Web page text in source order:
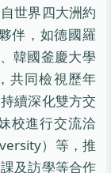
世界四大洲約
伴，如德國羅
韓國釜慶大學
共同檢視歷年
續深化雙方交
校進行交流洽
）等，推
及訪學等合作